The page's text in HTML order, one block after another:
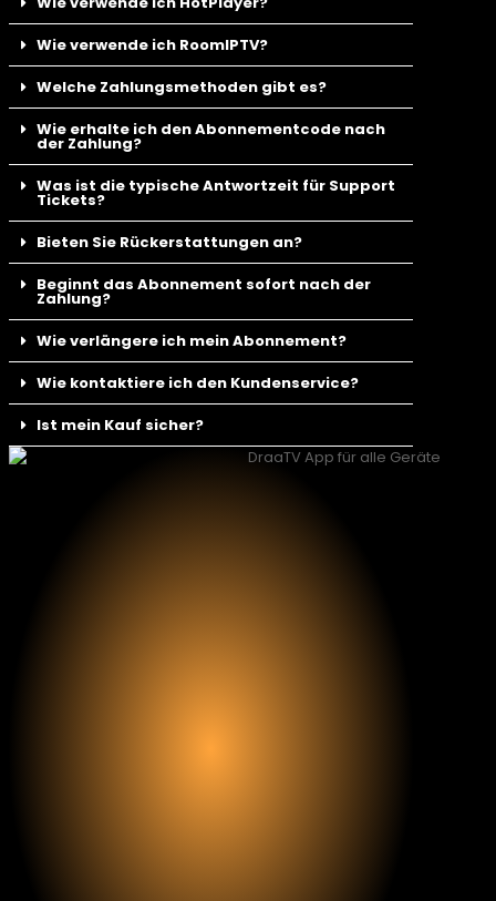
Wie verwende ich RoomIPTV?
Welche Zahlungsmethoden gibt es?
Wie erhalte ich den Abonnementcode nach
der Zahlung?
Was ist die typische Antwortzeit für Support
Tickets?
Bieten Sie Rückerstattungen an?
Beginnt das Abonnement sofort nach der
Zahlung?
Wie verlängere ich mein Abonnement?
Wie kontaktiere ich den Kundenservice?
Ist mein Kauf sicher?